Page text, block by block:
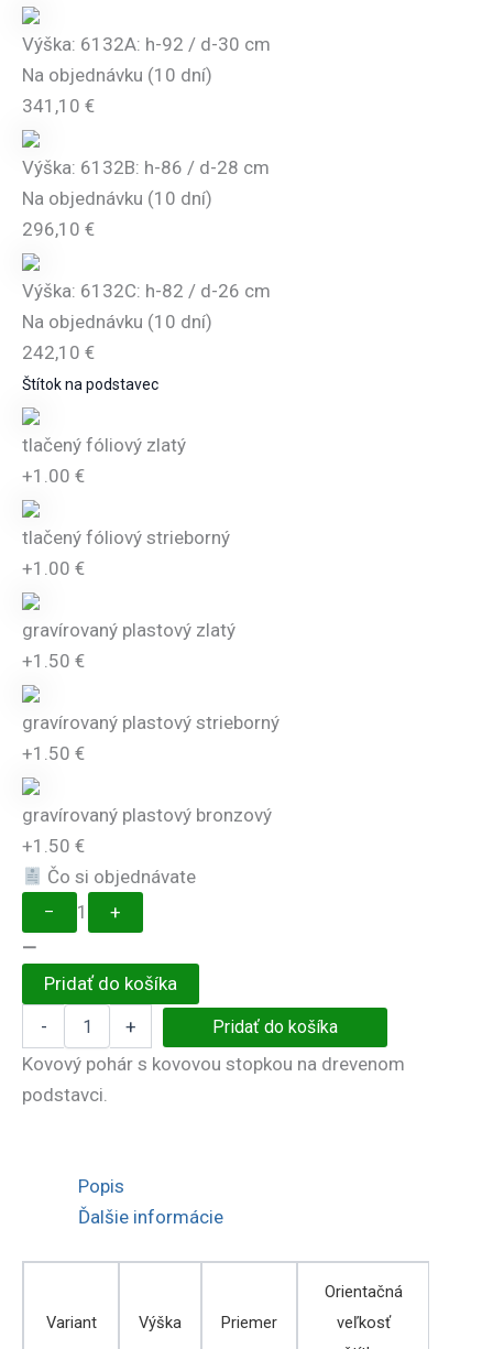
Výška: 6132A: h-92 / d-30 cm
Na objednávku (10 dní)
341,10 €
Výška: 6132B: h-86 / d-28 cm
Na objednávku (10 dní)
296,10 €
Výška: 6132C: h-82 / d-26 cm
Na objednávku (10 dní)
242,10 €
Štítok na podstavec
tlačený fóliový zlatý
+1.00 €
tlačený fóliový strieborný
+1.00 €
gravírovaný plastový zlatý
+1.50 €
gravírovaný plastový strieborný
+1.50 €
gravírovaný plastový bronzový
+1.50 €
Čo si objednávate
−
1
+
—
Pridať do košíka
-
pohár
+ Pridať do košíka
Kovový pohár s kovovou stopkou na drevenom
podstavci.
Popis
Ďalšie informácie
Variant Výška Priemer
Orientačná
veľkosť